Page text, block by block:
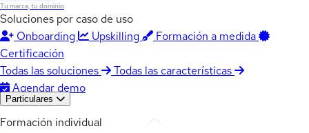
Tu marca, tu dominio
Soluciones por caso de uso
Onboarding
Upskilling
Formación a medida
Certificación
Todas las soluciones
Todas las características
Agendar demo
Particulares
Formación individual